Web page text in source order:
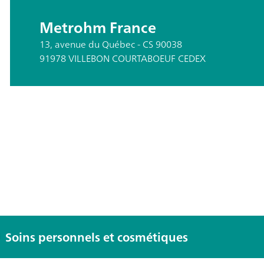
Metrohm France
13, avenue du Québec - CS 90038
91978 VILLEBON COURTABOEUF CEDEX
Soins personnels et cosmétiques